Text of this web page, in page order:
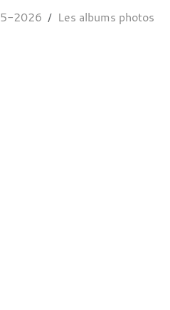
2026 Les albums photos